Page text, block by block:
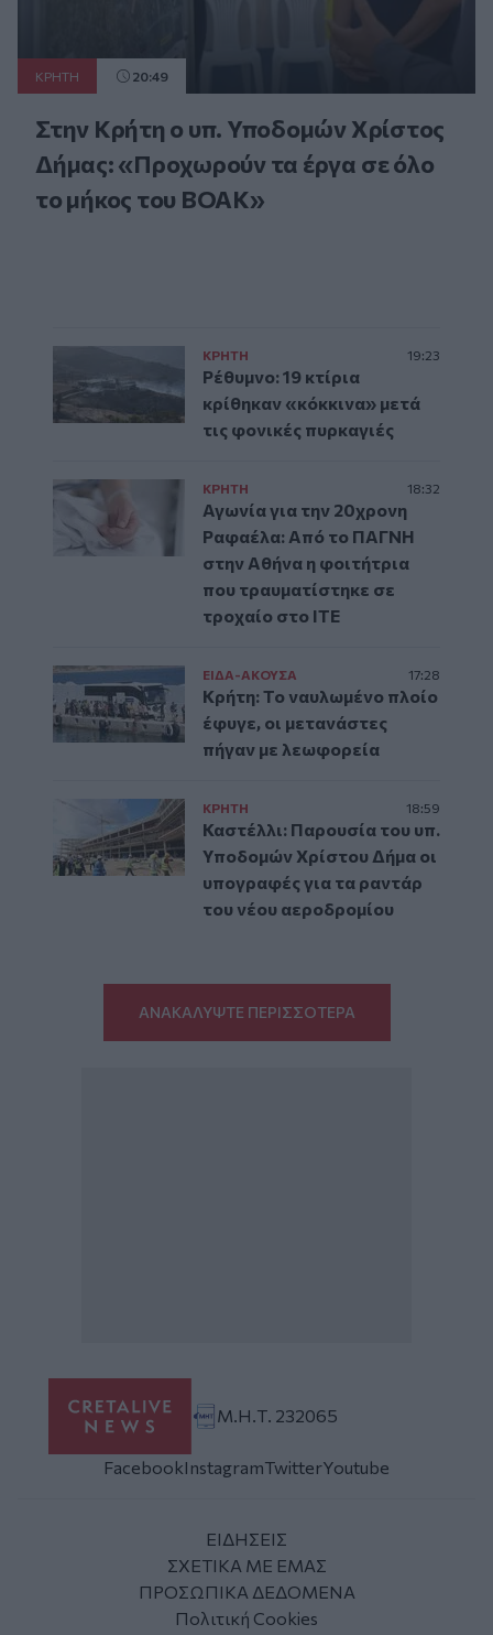
ΚΡΗΤΗ 20:49
Στην Κρήτη ο υπ. Υποδομών Χρίστος
Δήμας: «Προχωρούν τα έργα σε όλο
το μήκος του ΒΟΑΚ»
ΚΡΗΤΗ 19:23
Ρέθυμνο: 19 κτίρια
κρίθηκαν «κόκκινα» μετά
τις φονικές πυρκαγιές
ΚΡΗΤΗ 18:32
Αγωνία για την 20χρονη
Ραφαέλα: Από το ΠΑΓΝΗ
στην Αθήνα η φοιτήτρια
που τραυματίστηκε σε
τροχαίο στο ΙΤΕ
ΕΙΔΑ-ΑΚΟΥΣΑ 17:28
Κρήτη: Το ναυλωμένο πλοίο
έφυγε, οι μετανάστες
πήγαν με λεωφορεία
ΚΡΗΤΗ 18:59
Καστέλλι: Παρουσία του υπ.
Υποδομών Χρίστου Δήμα οι
υπογραφές για τα ραντάρ
του νέου αεροδρομίου
ΑΝΑΚΑΛΥΨΤΕ ΠΕΡΙΣΣΟΤΕΡΑ
Μ.Η.Τ. 232065
FacebookInstagramTwitterYoutube
ΕΙΔΗΣΕΙΣ
ΣΧΕΤΙΚΑ ΜΕ ΕΜΑΣ
ΠΡΟΣΩΠΙΚΑ ΔΕΔΟΜΕΝΑ
Πολιτική Cookies